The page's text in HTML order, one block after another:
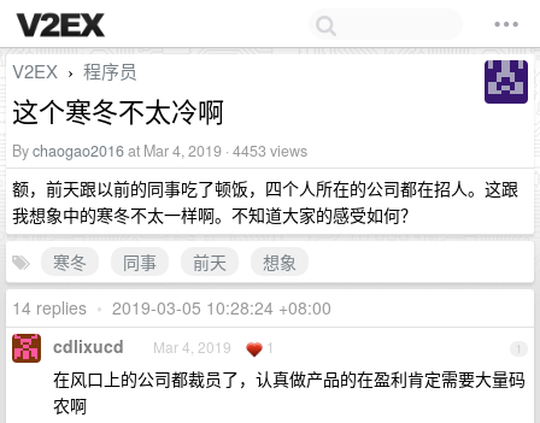
V2EX › 程序员
这个寒冬不太冷啊
Bychaogao2016at Mar 4, 2019 · 4453 views
额，前天跟以前的同事吃了顿饭，四个人所在的公司都在招人。这跟
我想象中的寒冬不太一样啊。不知道大家的感受如何？
寒冬
同事 前天
想象
14 replies • 2019-03-05 10:28:24 +08:00
1
cdlixucd Mar 4, 2019 1
在风口上的公司都裁员了，认真做产品的在盈利肯定需要大量码
农啊